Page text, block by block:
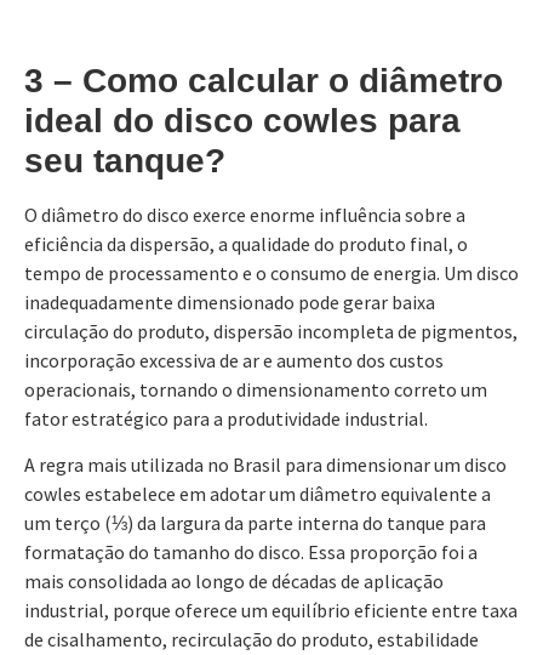
3 – Como calcular o diâmetro
ideal do disco cowles para
seu tanque?
O diâmetro do disco exerce enorme influência sobre a
eficiência da dispersão, a qualidade do produto final, o
tempo de processamento e o consumo de energia. Um disco
inadequadamente dimensionado pode gerar baixa
circulação do produto, dispersão incompleta de pigmentos,
incorporação excessiva de ar e aumento dos custos
operacionais, tornando o dimensionamento correto um
fator estratégico para a produtividade industrial.
A regra mais utilizada no Brasil para dimensionar um disco
cowles estabelece em adotar um diâmetro equivalente a
um terço (⅓) da largura da parte interna do tanque para
formatação do tamanho do disco. Essa proporção foi a
mais consolidada ao longo de décadas de aplicação
industrial, porque oferece um equilíbrio eficiente entre taxa
de cisalhamento, recirculação do produto, estabilidade